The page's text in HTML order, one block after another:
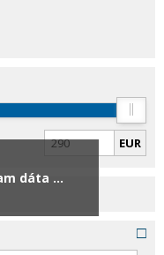
EUR
dáta ...